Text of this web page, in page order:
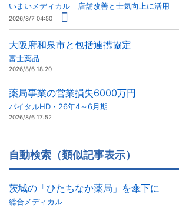
いまいメディカル 店舗改善と士気向上に活用
2026/8/7 04:50
大阪府和泉市と包括連携協定
富士薬品
2026/8/6 18:20
薬局事業の営業損失6000万円
バイタルHD・26年4～6月期
2026/8/6 17:52
自動検索（類似記事表示）
茨城の「ひたちなか薬局」を傘下に
総合メディカル